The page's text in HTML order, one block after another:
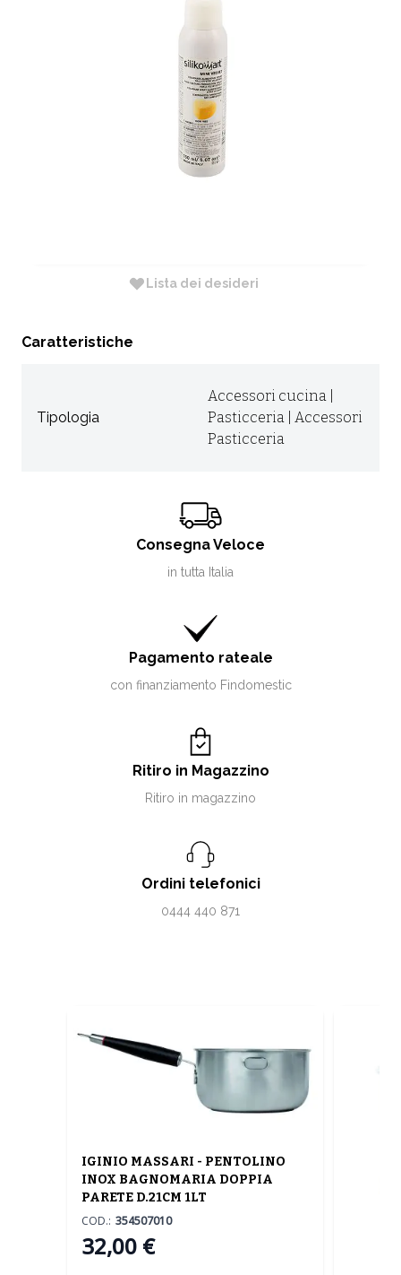
VELVET MINI GIALLO 150ML
73141020001
Lista dei desideri
Caratteristiche
Tipologia
Accessori cucina |
Pasticceria | Accessori
Pasticceria
Consegna Veloce
in tutta Italia
Pagamento rateale
con finanziamento Findomestic
Ritiro in Magazzino
Ritiro in magazzino
Ordini telefonici
0444 440 871
IGINIO MASSARI - PENTOLINO
INOX BAGNOMARIA DOPPIA
PARETE D.21CM 1LT
32,00 €
COD.: 354507010